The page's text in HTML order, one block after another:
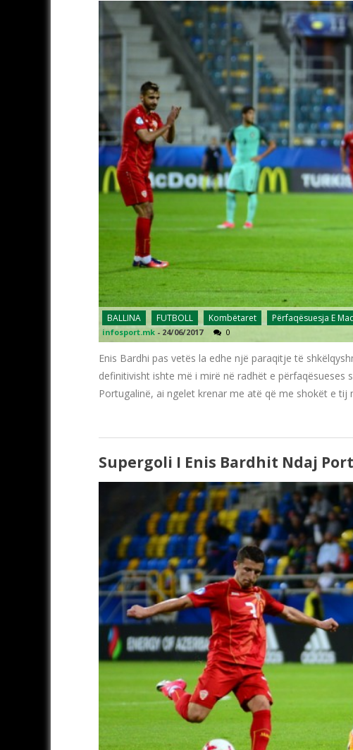
BALLINA FUTBOLL Kombëtaret Përfaqësuesja E
infosport.mk - 24/06/2017 0
Enis Bardhi pas vetës la edhe një paraqitje të
definitivisht ishte më i mirë në radhët e përfaqësueses
Portugalinë, ai ngelet krenar me atë që me shokët e tij
Supergoli I Enis Bardhit Ndaj